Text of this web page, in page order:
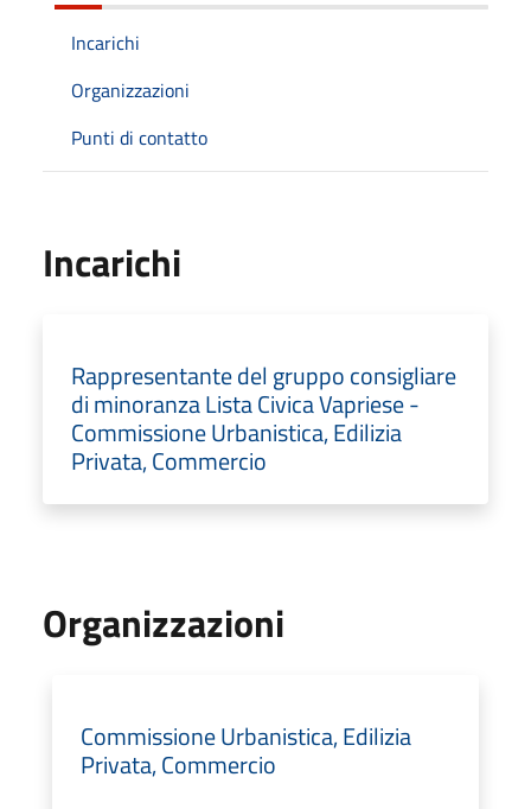
Incarichi
Organizzazioni
Punti di contatto
Incarichi
Rappresentante del gruppo consigliare
di minoranza Lista Civica Vapriese -
Commissione Urbanistica, Edilizia
Privata, Commercio
Organizzazioni
Commissione Urbanistica, Edilizia
Privata, Commercio